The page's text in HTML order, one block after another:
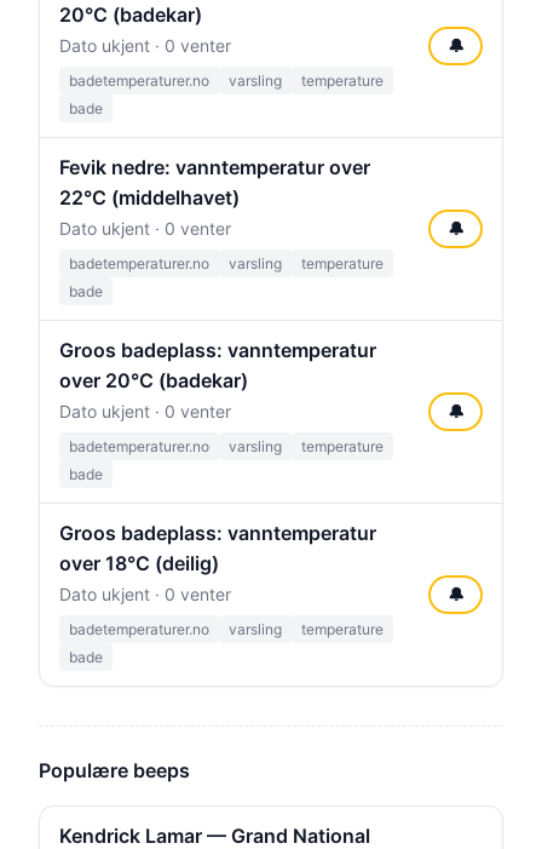
20°C (badekar)
Dato ukjent · 0 venter
badetemperaturer.no varsling
temperature
bade
🔔
Fevik nedre: vanntemperatur over
22°C (middelhavet)
Dato ukjent · 0 venter
badetemperaturer.no varsling
temperature
bade
🔔
Groos badeplass: vanntemperatur
over 20°C (badekar)
Dato ukjent · 0 venter
badetemperaturer.no varsling
temperature
bade
🔔
Groos badeplass: vanntemperatur
over 18°C (deilig)
Dato ukjent · 0 venter
badetemperaturer.no varsling
temperature
bade
🔔
Populære beeps
Kendrick Lamar — Grand National